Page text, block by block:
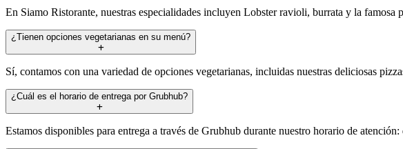
En Siamo Ristorante, nuestras especialidades incluyen Lobster ravioli, burrata y la
¿Tienen opciones vegetarianas en su menú?
Sí, contamos con una variedad de opciones vegetarianas, incluidas nuestras deliciosas
¿Cuál es el horario de entrega por Grubhub?
Estamos disponibles para entrega a través de Grubhub durante nuestro horario de